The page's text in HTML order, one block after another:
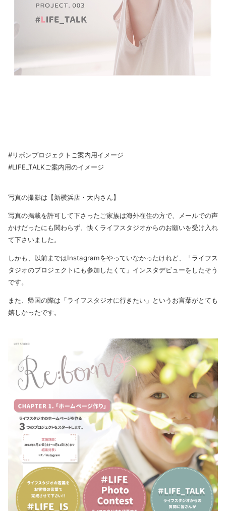
#リボンプロジェクトご案内用イメージ
#LIFE_TALKご案内用のイメージ
写真の撮影は【新横浜店・大内さん】
写真の掲載を許可して下さったご家族は海外在住の方で、メールでの声
かけだったにも関わらず、快くライフスタジオからのお願いを受け入れ
て下さいました。
しかも、以前まではInstagramをやっていなかったけれど、「ライフス
タジオのプロジェクトにも参加したくて」インスタデビューをしたそう
です。
また、帰国の際は「ライフスタジオに行きたい」というお言葉がとても
嬉しかったです。